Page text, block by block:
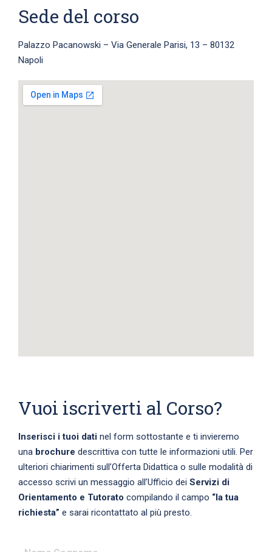
Sede del corso
Palazzo Pacanowski – Via Generale Parisi, 13 – 80132
Napoli
Vuoi iscriverti al Corso?
Inserisci i tuoi dati nel form sottostante e ti invieremo
una brochure descrittiva con tutte le informazioni utili. Per
ulteriori chiarimenti sull’Offerta Didattica o sulle modalità di
accesso scrivi un messaggio all’Ufficio dei Servizi di
Orientamento e Tutorato compilando il campo “la tua
richiesta” e sarai ricontattato al più presto.